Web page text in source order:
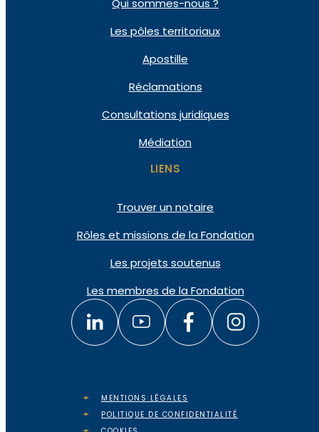
Qui sommes-nous ?
Les pôles territoriaux
Apostille
Réclamations
Consultations juridiques
Médiation
LIENS
Trouver un notaire
Rôles et missions de la Fondation
Les projets soutenus
Les membres de la Fondation
MENTIONS LÉGALES
POLITIQUE DE CONFIDENTIALITÉ